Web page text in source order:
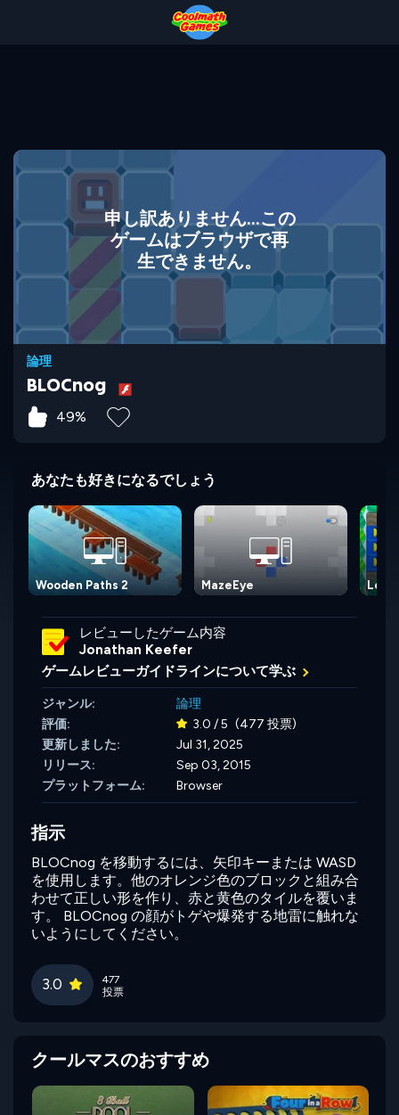
申し訳ありません...この
ゲームはブラウザで再
生できません。
論理
BLOCnog
49%
あなたも好きになるでしょう
Wooden Paths 2 MazeEye Lost
レビューしたゲーム内容
Jonathan Keefer
ゲームレビューガイドラインについて学ぶ
ジャンル:
論理
評価:
3.0 / 5 (477 投票)
更新しました:
Jul 31, 2025
リリース:
Sep 03, 2015
プラットフォーム:
Browser
指示
BLOCnog を移動するには、矢印キーまたは WASD
を使用します。他のオレンジ色のブロックと組み合
わせて正しい形を作り、赤と黄色のタイルを覆いま
す。 BLOCnog の顔がトゲや爆発する地雷に触れな
いようにしてください。
3.0
477
投票
クールマスのおすすめ